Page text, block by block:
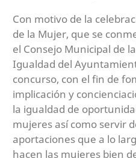
Con motivo de la
de la Mujer, que se
el Consejo Municipal de
Igualdad del
concurso, con el fin de
implicación y
la igualdad de
mujeres así como servir
aportaciones que a lo
hacen las mujeres bien